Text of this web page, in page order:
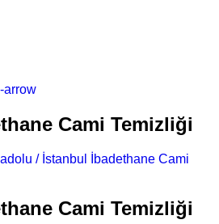
Cami Temizliği
/ İstanbul İbadethane Cami
Cami Temizliği